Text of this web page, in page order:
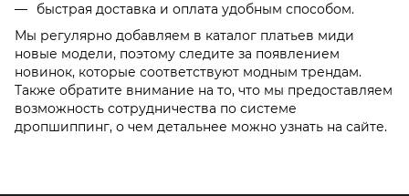
быстрая доставка и оплата удобным способом.
Мы регулярно добавляем в каталог платьев миди
новые модели, поэтому следите за появлением
новинок, которые соответствуют модным трендам.
Также обратите внимание на то, что мы предоставляем
возможность сотрудничества по системе
дропшиппинг, о чем детальнее можно узнать на сайте.